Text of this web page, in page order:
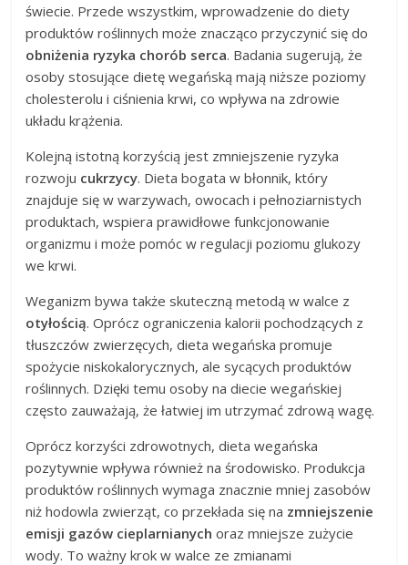
świecie. Przede wszystkim, wprowadzenie do diety
produktów roślinnych może znacząco przyczynić się do
obniżenia ryzyka chorób serca. Badania sugerują, że
osoby stosujące dietę wegańską mają niższe poziomy
cholesterolu i ciśnienia krwi, co wpływa na zdrowie
układu krążenia.
Kolejną istotną korzyścią jest zmniejszenie ryzyka
rozwoju cukrzycy. Dieta bogata w błonnik, który
znajduje się w warzywach, owocach i pełnoziarnistych
produktach, wspiera prawidłowe funkcjonowanie
organizmu i może pomóc w regulacji poziomu glukozy
we krwi.
Weganizm bywa także skuteczną metodą w walce z
otyłością. Oprócz ograniczenia kalorii pochodzących z
tłuszczów zwierzęcych, dieta wegańska promuje
spożycie niskokalorycznych, ale sycących produktów
roślinnych. Dzięki temu osoby na diecie wegańskiej
często zauważają, że łatwiej im utrzymać zdrową wagę.
Oprócz korzyści zdrowotnych, dieta wegańska
pozytywnie wpływa również na środowisko. Produkcja
produktów roślinnych wymaga znacznie mniej zasobów
niż hodowla zwierząt, co przekłada się na zmniejszenie
emisji gazów cieplarnianych oraz mniejsze zużycie
wody. To ważny krok w walce ze zmianami